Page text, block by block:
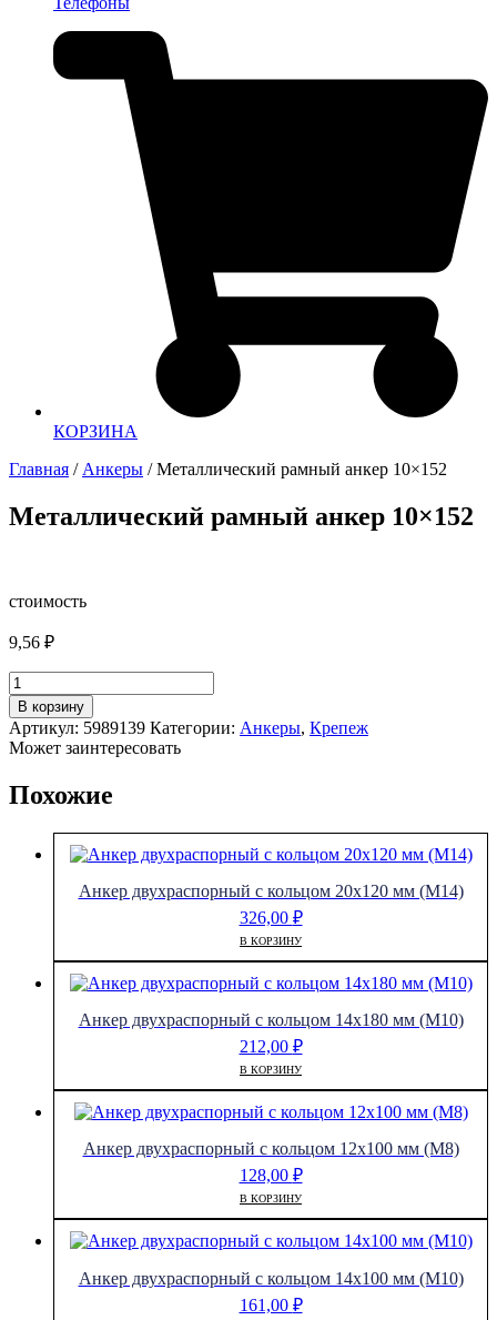
КОРЗИНА
Главная / Анкеры / Металлический рамный анкер 10×152
Металлический рамный анкер 10×152
стоимость
9,56 ₽
Количество
товара
Металлический
рамный
анкер
В корзину
Артикул: 5989139 Категории: Анкеры, Крепеж
Может заинтересовать
Похожие
Анкер двухраспорный с кольцом 20х120 мм (М14)
326,00 ₽
В КОРЗИНУ
Анкер двухраспорный с кольцом 14х180 мм (М10)
212,00 ₽
В КОРЗИНУ
Анкер двухраспорный с кольцом 12х100 мм (М8)
128,00 ₽
В КОРЗИНУ
Анкер двухраспорный с кольцом 14х100 мм (М10)
161,00 ₽